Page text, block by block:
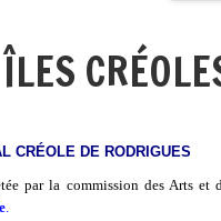
CRÉOLE DE RODRIGUES
par la commission des Arts et
.